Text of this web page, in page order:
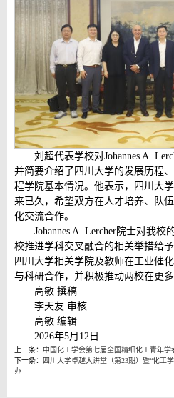
刘超代表学校对Johannes A.
并简要介绍了四川大学的发展历程
程学院基本情况。他表示，四川大
来已久，希望双方在人才培养、队
化交流合作。
Johannes A. Lercher院士对我
校推进学科交叉融合的相关举措给
四川大学相关学院及教师在工业催
与科研合作，并积极推动两校在更
高敏 撰稿
李天友 审核
高敏 编辑
2026年5月12日
上一条： 中国化工学会第七届全国精细化工青年
下一条： 四川大学卓越大讲堂（第23期）暨“化工
办